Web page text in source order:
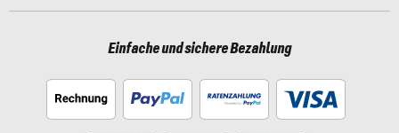
Einfache und sichere Bezahlung